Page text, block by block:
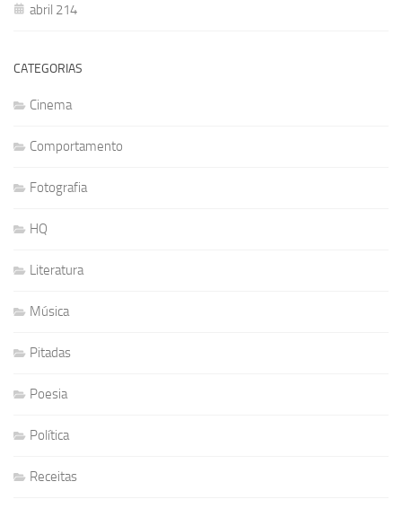
abril 214
CATEGORIAS
Cinema
Comportamento
Fotografia
HQ
Literatura
Música
Pitadas
Poesia
Política
Receitas